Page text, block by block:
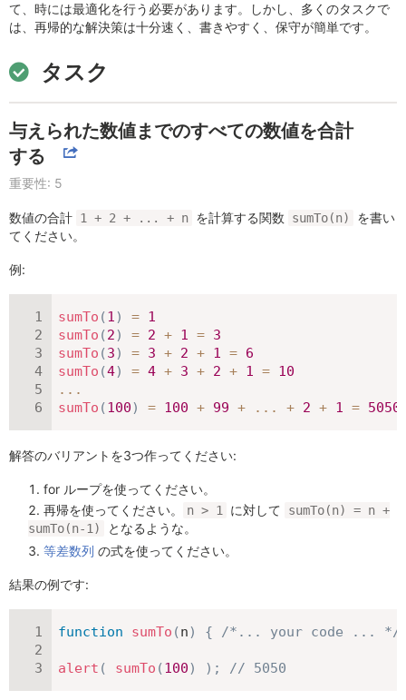
て、時には最適化を行う必要があります。しかし、多くのタスクで
は、再帰的な解決策は十分速く、書きやすく、保守が簡単です。
タスク
与えられた数値までのすべての数値を合計
する
重要性: 5
数値の合計 1 + 2 + ... + n を計算する関数 sumTo(n)
を書い
てください。
例:
sumTo (1) = 1
sumTo (2) = 2 + 1 = 3
sumTo (3) = 3 + 2 + 1 = 6
sumTo (4) = 4 + 3 + 2 + 1 = 10
...
sumTo (100) = 100 + 99 + ... + 2 + 1 = 5050
解答のバリアントを3つ作ってください:
for ループを使ってください。
再帰を使ってください。
n > 1 に対して
sumTo(n) = n +
sumTo(n-1)
となるような。
等差数列 の式を使ってください。
結果の例です:
function sumTo (n) { /*... your code ... */
alert ( sumTo (100) ) ; // 5050